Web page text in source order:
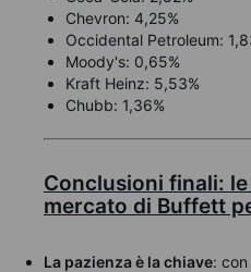
Chevron: 4,25%
Occidental Petroleum:
Moody's: 0,65%
Kraft Heinz: 5,53%
Chubb: 1,36%
Conclusioni finali:
mercato di Buffett
La pazienza è la chiave: